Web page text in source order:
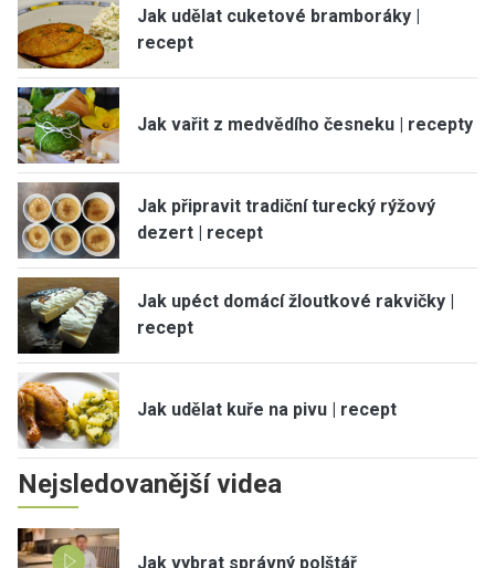
Jak udělat cuketové bramboráky |
recept
Jak vařit z medvědího česneku | recepty
Jak připravit tradiční turecký rýžový
dezert | recept
Jak upéct domácí žloutkové rakvičky |
recept
Jak udělat kuře na pivu | recept
Nejsledovanější videa
Jak vybrat správný polštář